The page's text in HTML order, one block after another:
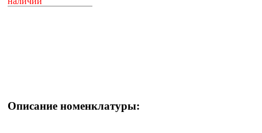
Описание номенклатуры: